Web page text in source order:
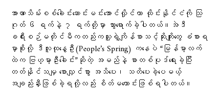
အာဏာသိမ်းစစ်ခေါင်းဆောင်းမင်းအောင်လှိုင်ဟာ ထိုင်းနိုင်ငံကို သြ
ဂုတ် ၆ ရက်နဲ့ ၇ ရက်တို့မှာ သွားရောက်ခဲ့ပါတယ်။အဲဒီ
ခရီးစဉ်မတိုင်မီကတည်းကသူ့ရဲ့ကျိန်စာသင့်ဆိုးကျိုးတွေ ခံစားရ
မှာစိုးလို့ ဒီလူထုနွေဦး(People’s Spring) ကနေပဲ “မြန်မာ့လက်
ထဲက ဗြဟ္မာ့ဦးခေါင်း”ဆိုတဲ့ အမည်နဲ့ စာတစ်ပုဒ်ရေးခဲ့ပြီး
တတ်နိုင်သမျှ စောလျှင်စွာ အသိပေး၊ သတိပေးခဲ့ပေမယ့်
အချည်းနှီးဖြစ်ခဲ့ရလို့လည်း စိတ်မကောင်းဖြစ်ရပါတယ်။